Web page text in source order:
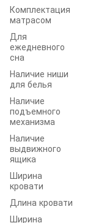
Комплектация
матрасом
Для
ежедневного
сна
Наличие ниши
для белья
Наличие
подъемного
механизма
Наличие
выдвижного
ящика
Ширина
кровати
Длина кровати
Ширина